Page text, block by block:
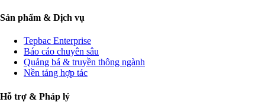
Sản phẩm & Dịch vụ
Tepbac Enterprise
Báo cáo chuyên sâu
Quảng bá & truyền thông ngành
Nền tảng hợp tác
Hỗ trợ & Pháp lý